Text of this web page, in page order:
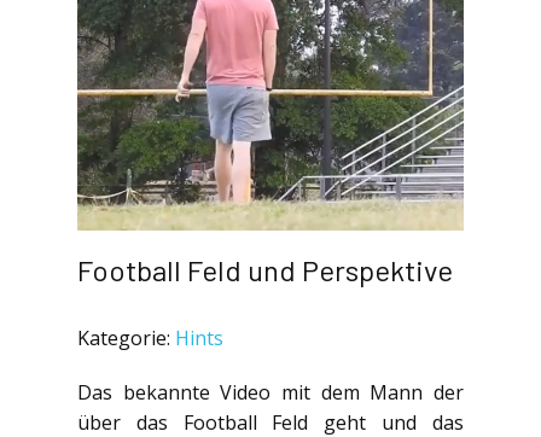
Football Feld und Perspektive
Kategorie: Hints
Das bekannte Video mit dem Mann der
über das Football Feld geht und das